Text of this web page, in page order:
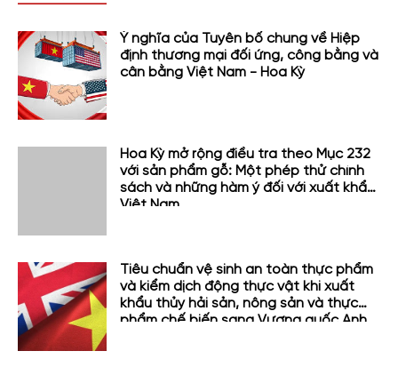
Ý nghĩa của Tuyên bố chung về Hiệp
định thương mại đối ứng, công bằng và
cân bằng Việt Nam - Hoa Kỳ
Hoa Kỳ mở rộng điều tra theo Mục 232
với sản phẩm gỗ: Một phép thử chính
sách và những hàm ý đối với xuất khẩu
Việt Nam
Tiêu chuẩn vệ sinh an toàn thực phẩm
và kiểm dịch động thực vật khi xuất
khẩu thủy hải sản, nông sản và thực
phẩm chế biến sang Vương quốc Anh